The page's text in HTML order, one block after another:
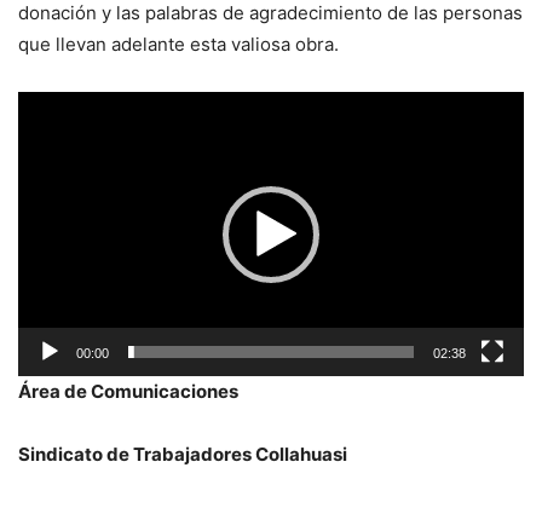
donación y las palabras de agradecimiento de las personas
que llevan adelante esta valiosa obra.
00:00 02:38
Área de Comunicaciones
Sindicato de Trabajadores Collahuasi